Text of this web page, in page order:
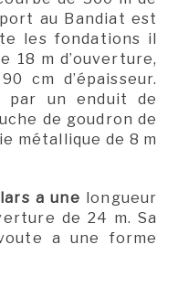
au Bandiat est
les fondations il
18 m d’ouverture,
cm d’épaisseur.
par un enduit de
de goudron de
métallique de 8 m
a une longueur
de 24 m. Sa
a une forme